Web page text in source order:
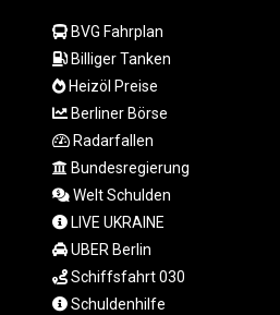
KES 149.158147
KGS 101.104505
KHR
4681.941823
KMF 492.514185
KRW
KWD 0.356853
KYD 0.960588
KZT 540.233287
LAK
26025.676609
BVG Fahrplan
Billiger Tanken
Heizöl Preise
Berliner Börse
Radarfallen
Bundesregierung
Welt Schulden
LIVE UKRAINE
UBER Berlin
Schiffsfahrt 030
Schuldenhilfe